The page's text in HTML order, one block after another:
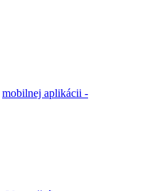
mobilnej aplikácii -